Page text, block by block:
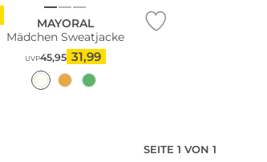
MAYORAL
Mädchen Sweatjacke
UVP45,95 31,99
SEITE 1 VON 1